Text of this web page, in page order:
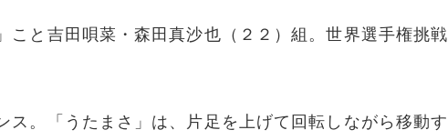
こと吉田唄菜・森田真沙也（２２）組。世界選手権挑戦
ス。「うたまさ」は、片足を上げて回転しながら移動す